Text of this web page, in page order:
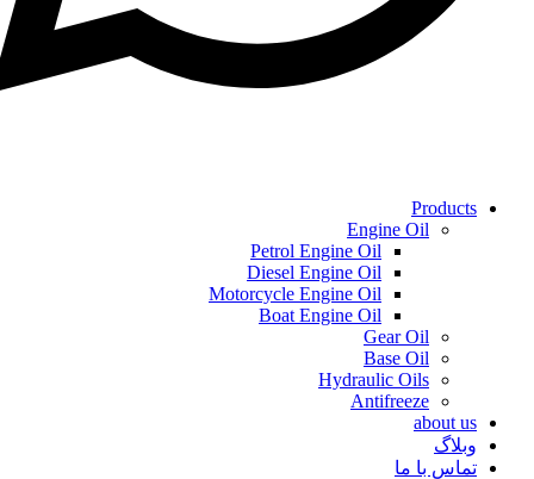
Products
Engine Oil
Petrol Engine Oil
Diesel Engine Oil
Motorcycle Engine Oil
Boat Engine Oil
Gear Oil
Base Oil
Hydraulic Oils
Antifreeze
about us
وبلاگ
تماس با ما